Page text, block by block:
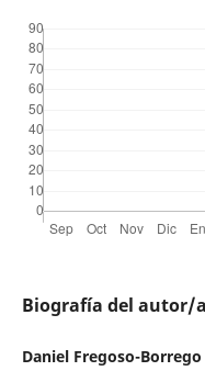
Biografía del autor/a
Daniel Fregoso-